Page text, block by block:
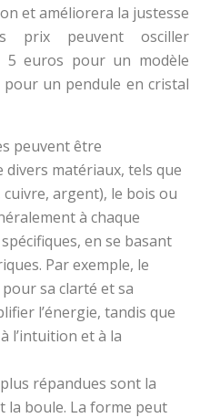
et améliorera la justesse
prix peuvent osciller
5 euros pour un modèle
un pendule en cristal
peuvent être
matériaux, tels que
argent), le bois ou
à chaque
en se basant
Par exemple, le
sa clarté et sa
l’énergie, tandis que
l’intuition et à la
répandues sont la
la boule. La forme peut